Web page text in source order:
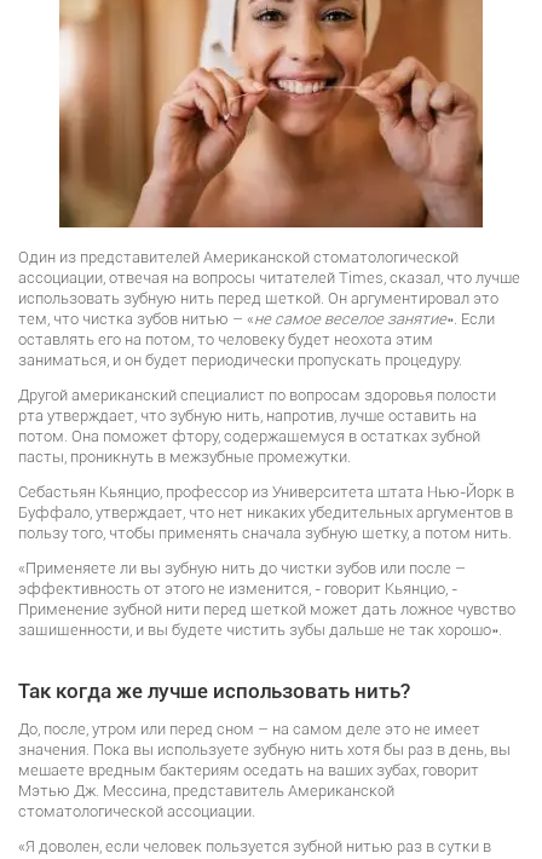
Один из представителей Американской стоматологической
ассоциации, отвечая на вопросы читателей Times, сказал, что лучше
использовать зубную нить перед щеткой. Он аргументировал это
тем, что чистка зубов нитью – «не самое веселое занятие». Если
оставлять его на потом, то человеку будет неохота этим
заниматься, и он будет периодически пропускать процедуру.
Другой американский специалист по вопросам здоровья полости
рта утверждает, что зубную нить, напротив, лучше оставить на
потом. Она поможет фтору, содержащемуся в остатках зубной
пасты, проникнуть в межзубные промежутки.
Себастьян Кьянцио, профессор из Университета штата Нью-Йорк в
Буффало, утверждает, что нет никаких убедительных аргументов в
пользу того, чтобы применять сначала зубную щетку, а потом нить.
«Применяете ли вы зубную нить до чистки зубов или после –
эффективность от этого не изменится, - говорит Кьянцио, -
Применение зубной нити перед щеткой может дать ложное чувство
защищенности, и вы будете чистить зубы дальше не так хорошо».
Так когда же лучше использовать нить?
До, после, утром или перед сном – на самом деле это не имеет
значения. Пока вы используете зубную нить хотя бы раз в день, вы
мешаете вредным бактериям оседать на ваших зубах, говорит
Мэтью Дж. Мессина, представитель Американской
стоматологической ассоциации.
«Я доволен, если человек пользуется зубной нитью раз в сутки в